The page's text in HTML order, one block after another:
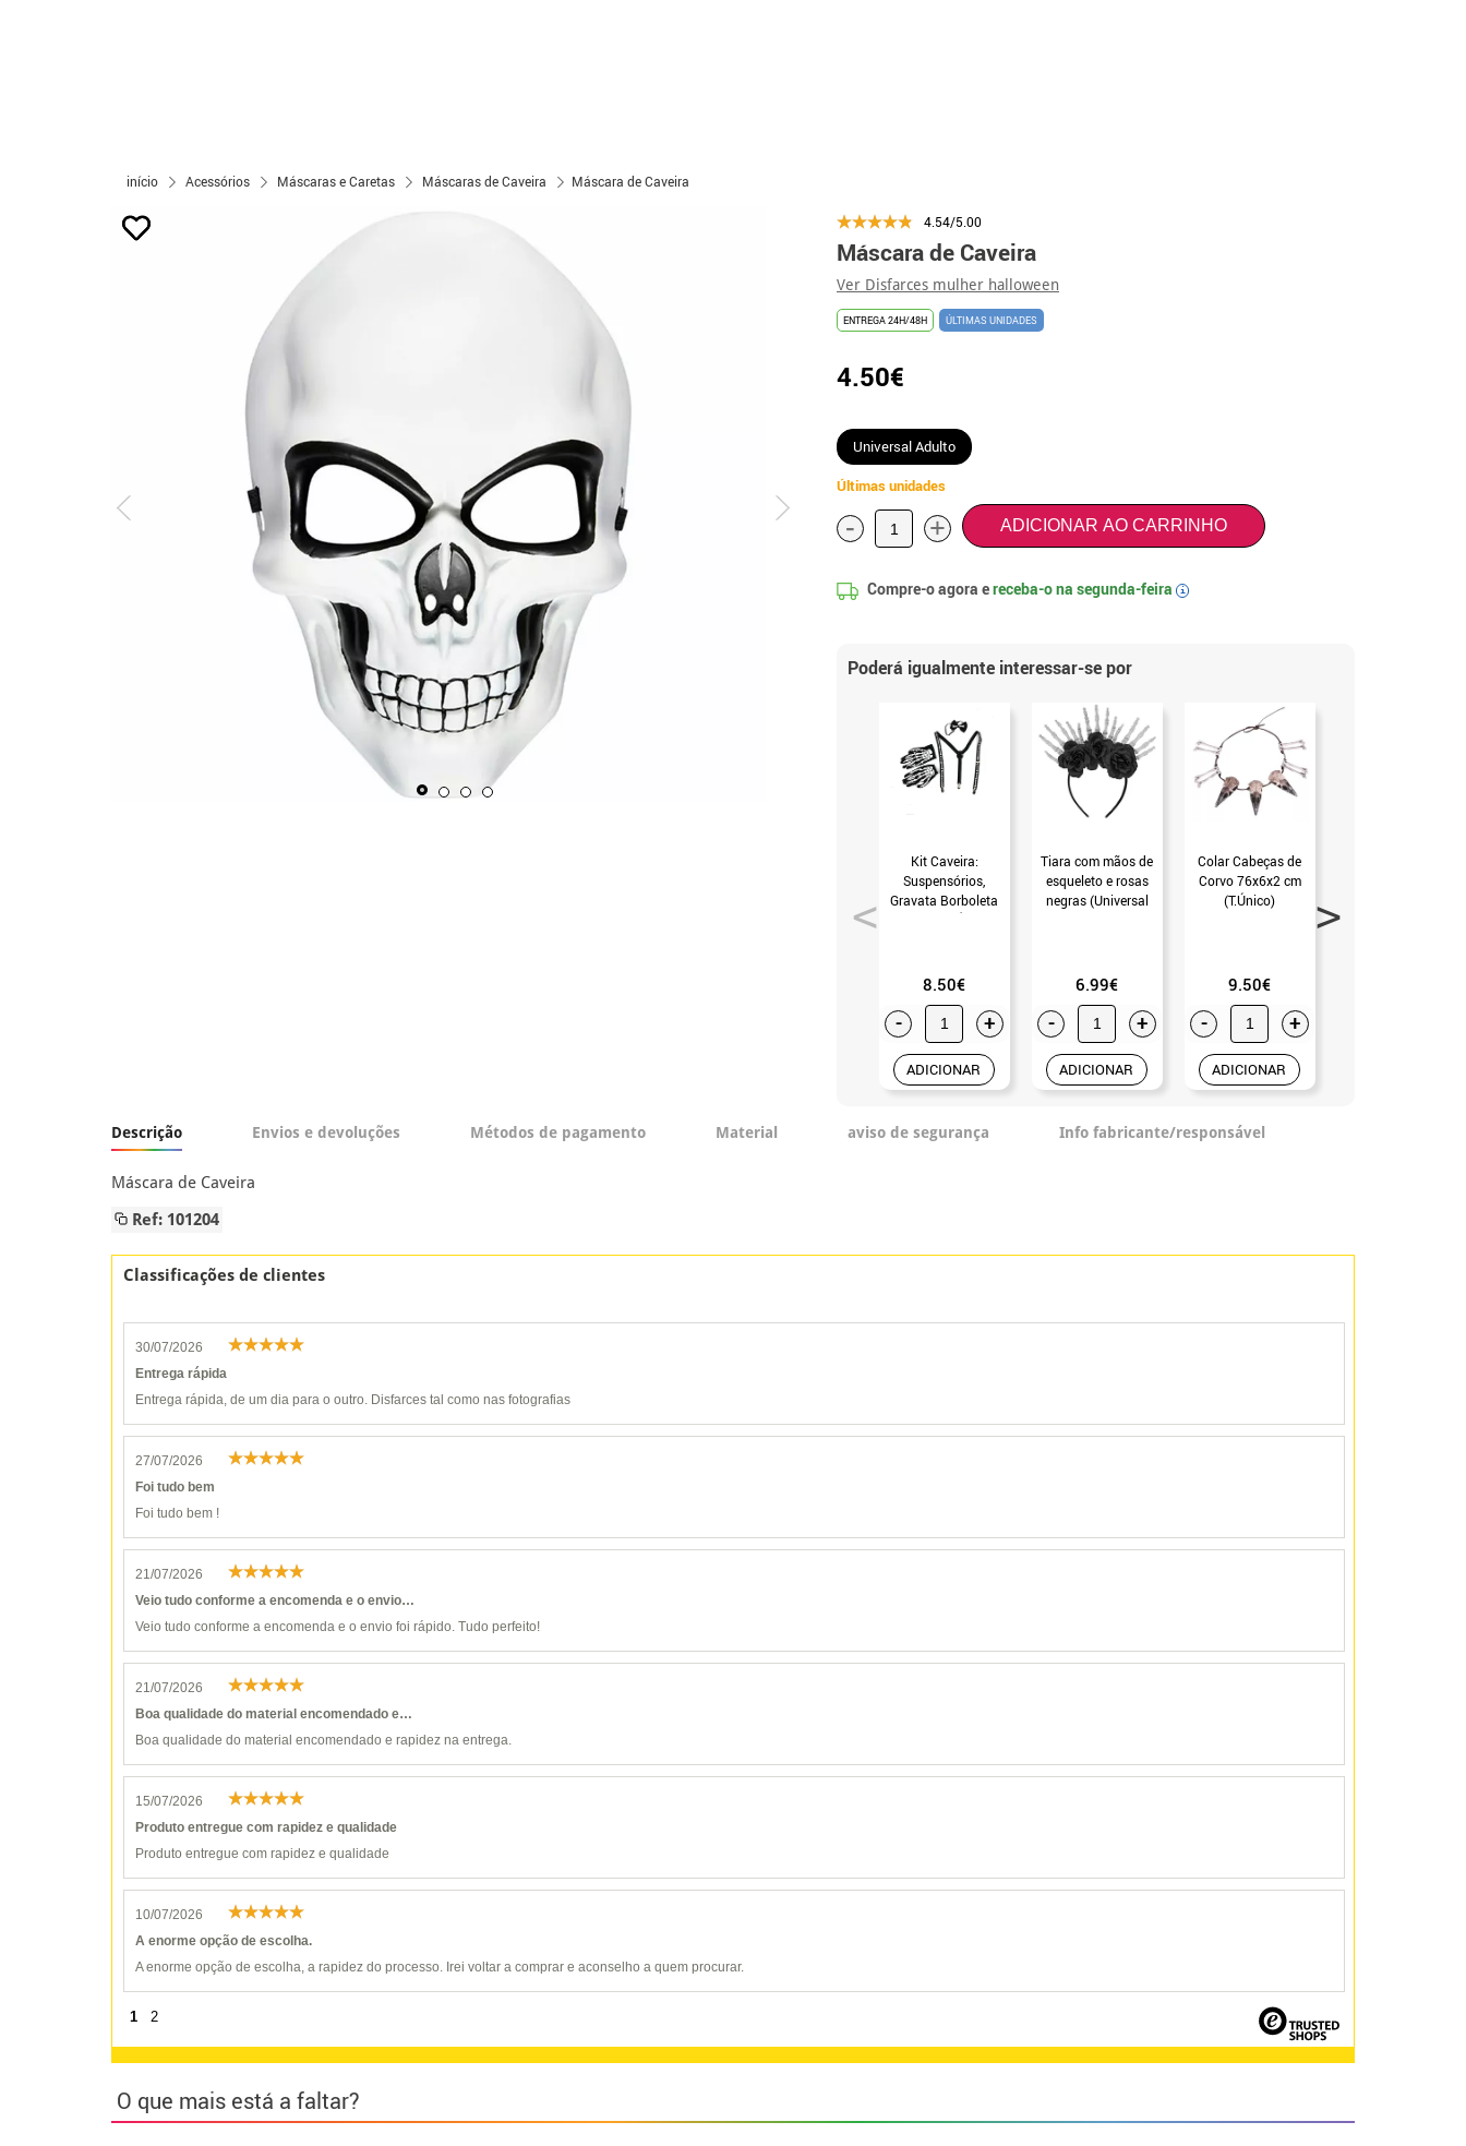
início Acessórios Máscaras e Caretas Máscaras de Caveira Máscara de Caveira
4.54/5.00
Máscara de Caveira
Ver Disfarces mulher halloween
ENTREGA 24H/48H ÚLTIMAS UNIDADES
4.50€
Universal Adulto
Últimas unidades
- + ADICIONAR AO CARRINHO
Compre-o agora ereceba-o na segunda-feira i
Poderá igualmente interessar-se por
Kit Caveira:
Suspensórios,
Gravata Borboleta
8.50€
- +
ADICIONAR
Tiara com mãos de
esqueleto e rosas
negras (Universal
6.99€
- +
ADICIONAR
Colar Cabeças de
Corvo 76x6x2 cm
(T.Único)
9.50€
- +
ADICIONAR
Descrição Envios e devoluções Métodos de pagamento Material aviso de segurança Info fabricante/responsável
Máscara de Caveira
Ref: 101204
Classificações de clientes
30/07/2026
Entrega rápida
Entrega rápida, de um dia para o outro. Disfarces tal como nas fotografias
27/07/2026
Foi tudo bem
Foi tudo bem !
21/07/2026
Veio tudo conforme a encomenda e o envio…
Veio tudo conforme a encomenda e o envio foi rápido. Tudo perfeito!
21/07/2026
Boa qualidade do material encomendado e…
Boa qualidade do material encomendado e rapidez na entrega.
15/07/2026
Produto entregue com rapidez e qualidade
Produto entregue com rapidez e qualidade
10/07/2026
A enorme opção de escolha.
A enorme opção de escolha, a rapidez do processo. Irei voltar a comprar e aconselho a quem procurar.
1 2
O que mais está a faltar?